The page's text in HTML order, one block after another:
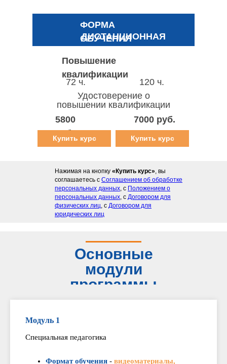
ФОРМА
ОБУЧЕНИЯ
ДИСТАНЦИОННАЯ
Повышение
квалификации
Удостоверение о
повышении квалификации
72 ч. 120 ч.
5800
руб.
7000 руб.
Купить курс
Купить курс
Нажимая на кнопку «Купить курс», вы
соглашаетесь с Соглашением об обработке
персональных данных, с Положением о
персональных данных, с Договором для
физических лиц, с Договором для
юридических лиц
Основные
модули
программы
Модуль 1
Специальная педагогика
Формат обучения - видеоматериалы,